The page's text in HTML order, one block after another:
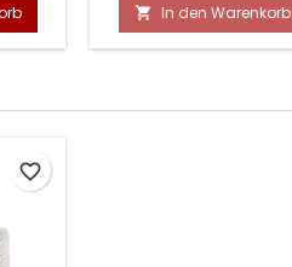
 In den Warenkorb
favorite_border